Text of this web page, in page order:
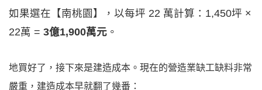
如果選在【南桃園】，以每坪 22 萬計算：1,450坪 ×
22萬 = 3億1,900萬元 。
地買好了，接下來是建造成本。現在的營造業缺工缺料非常
嚴重，建造成本早就翻了幾番：